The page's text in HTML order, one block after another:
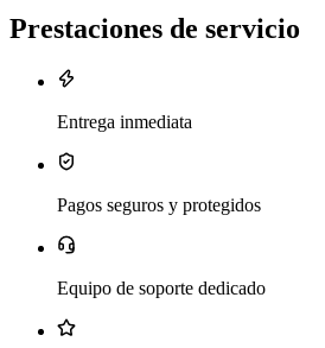
Prestaciones de servicio
Entrega inmediata
Pagos seguros y protegidos
Equipo de soporte dedicado